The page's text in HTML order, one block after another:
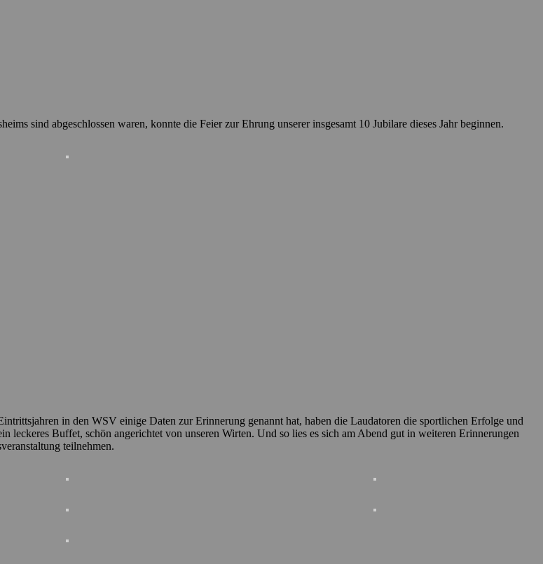
sind abgeschlossen waren, konnte die Feier zur Ehrung unserer insgesamt 10 Jubilare dieses Jahr beginnen.
in den WSV einige Daten zur Erinnerung genannt hat, haben die Laudatoren die sportlichen Erfolge und
leckeres Buffet, schön angerichtet von unseren Wirten. Und so lies es sich am Abend gut in weiteren Erinnerungen
teilnehmen.